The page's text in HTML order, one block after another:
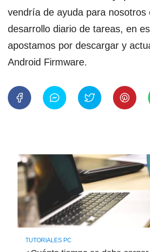
vendría de ayuda para
desarrollo diario de tareas, en
apostamos por descargar y
Android Firmware.
TUTORIALES PC